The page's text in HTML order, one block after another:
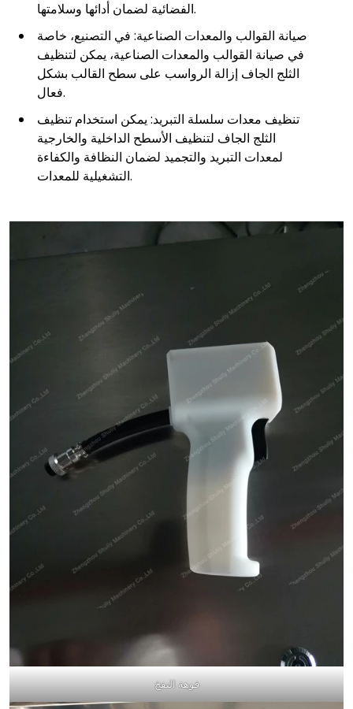
الفضائية لضمان أدائها وسلامتها.
صيانة القوالب والمعدات الصناعية: في التصنيع، خاصة
في صيانة القوالب والمعدات الصناعية، يمكن لتنظيف
الثلج الجاف إزالة الرواسب على سطح القالب بشكل
فعال.
تنظيف معدات سلسلة التبريد: يمكن استخدام تنظيف
الثلج الجاف لتنظيف الأسطح الداخلية والخارجية
لمعدات التبريد والتجميد لضمان النظافة والكفاءة
التشغيلية للمعدات.
فوهة النفخ